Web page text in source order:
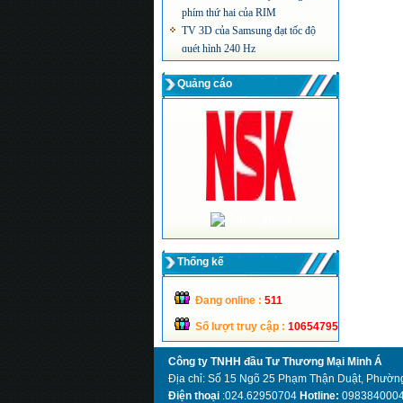
phím thứ hai của RIM
TV 3D của Samsung đạt tốc độ
Màn hình máy tính siêu mỏng công
nghệ LED của Acer
Quảng cáo
Thống kế
Đang online : 511
Số lượt truy cập : 10654795
Công ty TNHH đầu Tư Thương Mại Minh Á
Địa chỉ: Số 15 Ngõ 25 Phạm Thận Duật,
Điện thoại:024.62950704 Hotline: